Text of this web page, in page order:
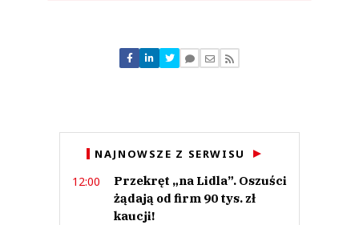
Nie znaleziono komentarzy
Zostaw swoje komentarze
NAJNOWSZE Z SERWISU
12:00
Przekręt „na Lidla”. Oszuści
żądają od firm 90 tys. zł
kaucji!